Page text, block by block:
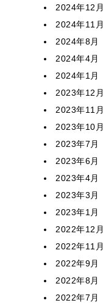
2024年12月
2024年11月
2024年8月
2024年4月
2024年1月
2023年12月
2023年11月
2023年10月
2023年7月
2023年6月
2023年4月
2023年3月
2023年1月
2022年12月
2022年11月
2022年9月
2022年8月
2022年7月